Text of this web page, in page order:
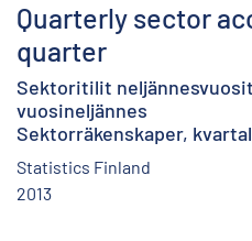
Quarterly sector
quarter
Sektoritilit
vuosineljännes
Sektorräkenskaper,
Statistics Finland
2013